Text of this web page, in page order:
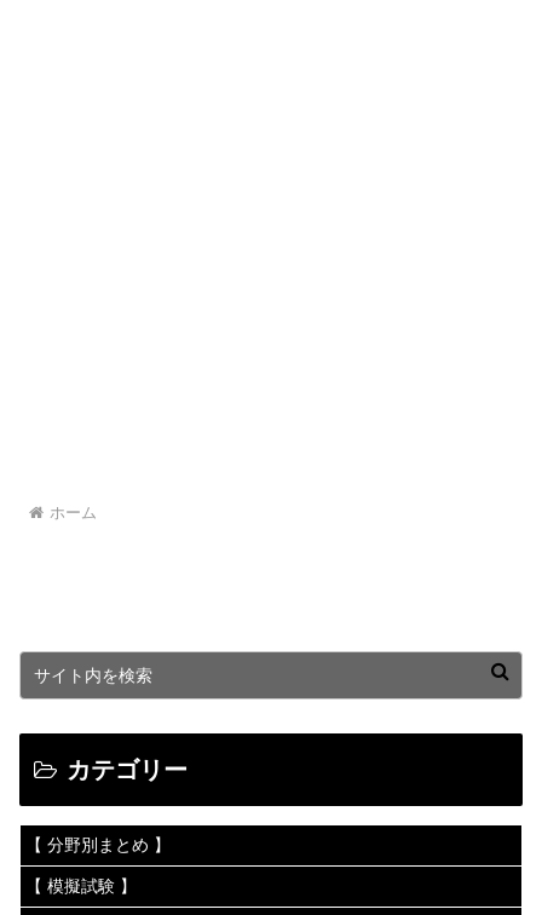
ホーム
カテゴリー
【 分野別まとめ 】
【 模擬試験 】